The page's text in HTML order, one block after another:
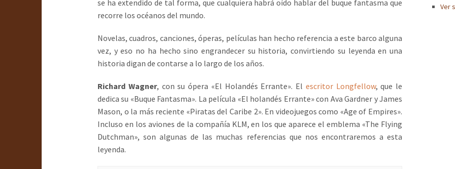
se ha extendido de tal forma, que cualquiera habrá oído hablar del buque fantasma que
recorre los océanos del mundo.
Novelas, cuadros, canciones, óperas, películas han hecho referencia a este barco alguna
vez, y eso no ha hecho sino engrandecer su historia, convirtiendo su leyenda en una
historia digan de contarse a lo largo de los años.
Richard Wagner, con su ópera «El Holandés Errante». El escritor Longfellow, que le
dedica su «Buque Fantasma». La película «El holandés Errante» con Ava Gardner y James
Mason, o la más reciente «Piratas del Caribe 2». En videojuegos como «Age of Empires».
Incluso en los aviones de la compañía KLM, en los que aparece el emblema «The Flying
Dutchman», son algunas de las muchas referencias que nos encontraremos a esta
leyenda.
Ver